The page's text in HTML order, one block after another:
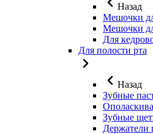
Назад
Мешочки
Мешочки
Для
Для полости рта
Назад
Зубные
Зубные
Держатели